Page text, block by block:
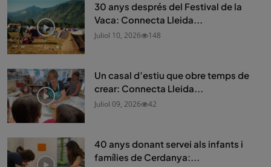
30 anys després del Festival de la
Vaca: Connecta Lleida...
Juliol 10, 2026 148
Un casal d’estiu que obre temps de
crear: Connecta Lleida...
Juliol 09, 2026 42
40 anys donant servei als infants i
famílies de Cerdanya:...